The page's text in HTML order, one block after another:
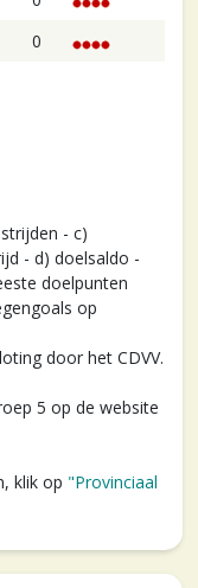
0
- c)
- d) doelsaldo -
doelpunten
op
door het CDVV.
5 op de website
klik op "Provinciaal